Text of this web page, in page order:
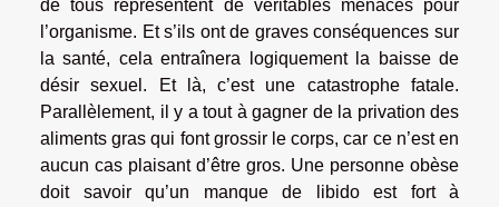
de tous représentent de véritables menaces pour
l’organisme. Et s’ils ont de graves conséquences sur
la santé, cela entraînera logiquement la baisse de
désir sexuel. Et là, c’est une catastrophe fatale.
Parallèlement, il y a tout à gagner de la privation des
aliments gras qui font grossir le corps, car ce n’est en
aucun cas plaisant d’être gros. Une personne obèse
doit savoir qu’un manque de libido est fort à